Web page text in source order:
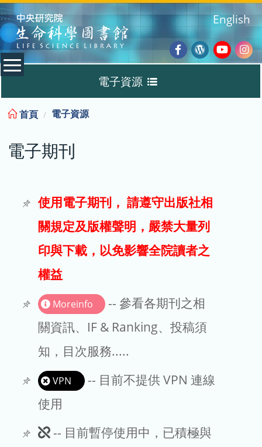
:::
Facebook
Wordpress
English
電子資源
電子期刊
試用
文章處理費
EndNote
首頁 電子資源
電子期刊
使用電子期刊， 請遵守出版社相
關規定及版權聲明，嚴禁大量列
印與下載，以免影響全院讀者之
權益
Moreinfo
-- 參看各期刊之相
關資訊、IF & Ranking、投稿須
知，目次服務.....
VPN
-- 目前不提供 VPN 連線
使用
此
-- 目前暫停使用中，已積極與